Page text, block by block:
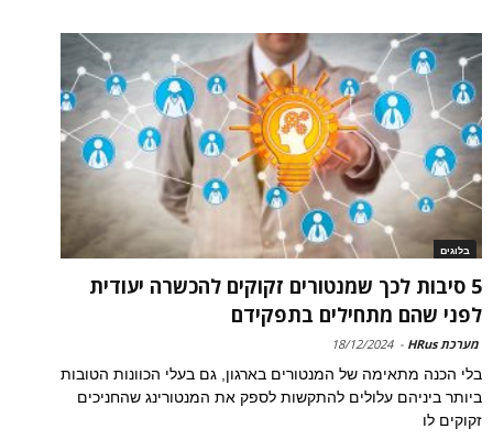
בלוגים
5 סיבות לכך שמנטורים זקוקים להכשרה יעודית
לפני שהם מתחילים בתפקידם
מערכת HRus -
18/12/2024
בלי הכנה מתאימה של המנטורים בארגון, גם בעלי הכוונות הטובות
ביותר ביניהם עלולים להתקשות לספק את המנטורינג שהחניכים
זקוקים לו